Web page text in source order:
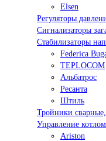
Elsen
Регуляторы
Сигнализаторы
Стабилизаторы
Federica
TEPLOCOM
Альбатрос
Ресанта
Штиль
Тройники
Управление котлом
Ariston